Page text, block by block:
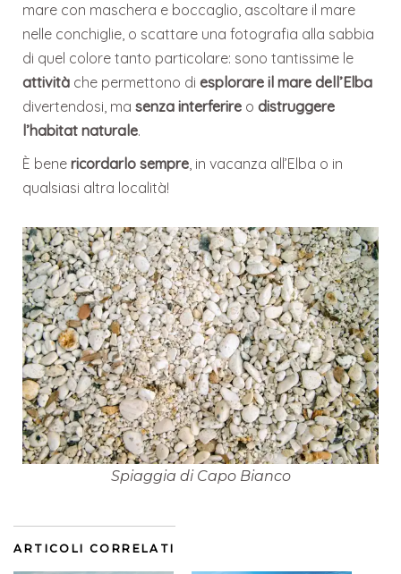
mare con maschera e boccaglio, ascoltare il mare
nelle conchiglie, o scattare una fotografia alla sabbia
di quel colore tanto particolare: sono tantissime le
attività che permettono diesplorare il mare dell’Elba
divertendosi, masenza interferire odistruggere
l’habitat naturale.
È bene ricordarlo sempre, in vacanza all’Elba o in
qualsiasi altra località!
Spiaggia di Capo Bianco
ARTICOLI CORRELATI